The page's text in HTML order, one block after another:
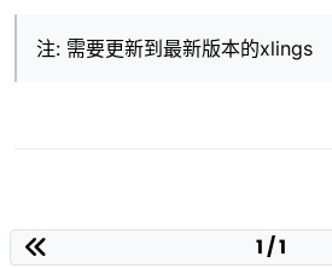
注: 需要更新到最新版本的xlings
1 / 1